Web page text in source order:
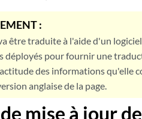
:
être traduite à l'aide d'un
déployés pour fournir une
des informations qu'elle
anglaise de la page.
mise à jour